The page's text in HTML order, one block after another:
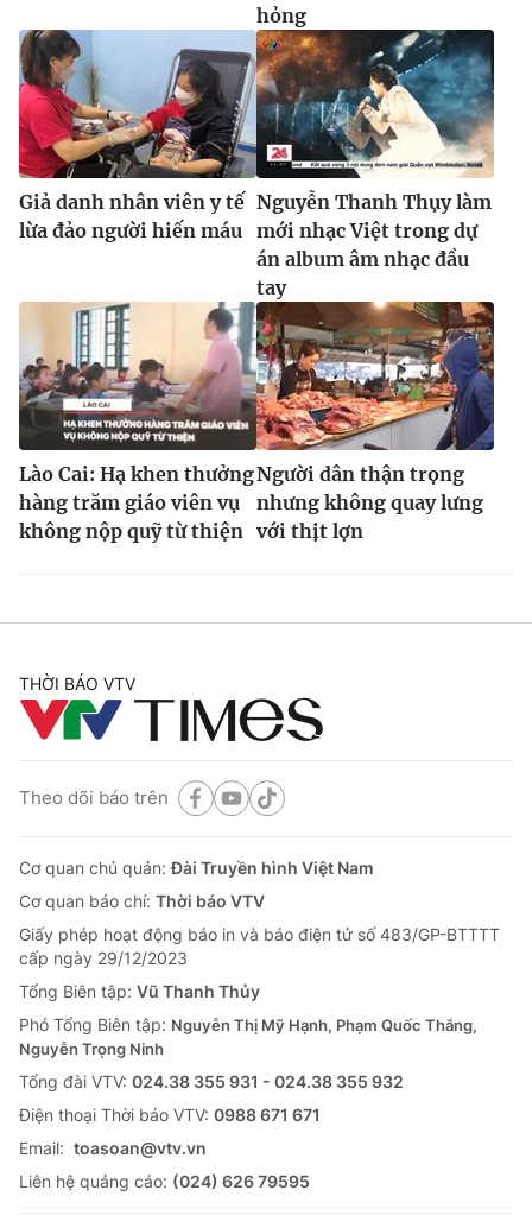
Tổng Biên tập:
Vũ Thanh Thủy
Phó Tổng Biên tập:Nguyễn Thị Mỹ Hạnh, Phạm Quốc Thắng,
Nguyễn Trọng Ninh
Tổng đài VTV:024.38 355 931 - 024.38 355 932
Ðiện thoại Thời báo VTV:024.66 897 897
Email:toasoan@vtv.vn
Liên hệ quảng cáo:024-7300.7108
hỏng
Giả danh nhân viên y tế
lừa đảo người hiến máu
Nguyễn Thanh Thụy làm
mới nhạc Việt trong dự
án album âm nhạc đầu
tay
Lào Cai: Hạ khen thưởng
hàng trăm giáo viên vụ
không nộp quỹ từ thiện
Người dân thận trọng
nhưng không quay lưng
với thịt lợn
THỜI BÁO VTV
Theo dõi báo trên
Cơ quan chủ quản:Đài Truyền hình Việt Nam
Cơ quan báo chí: Thời báo VTV
Giấy phép hoạt động báo in và báo điện tử số 483/GP-BTTTT
cấp ngày 29/12/2023
Tổng Biên tập: Vũ Thanh Thủy
Phó Tổng Biên tập: Nguyễn Thị Mỹ Hạnh, Phạm Quốc Thắng,
Nguyễn Trọng Ninh
Tổng đài VTV: 024.38 355 931 - 024.38 355 932
Ðiện thoại Thời báo VTV: 0988 671 671
Email: toasoan@vtv.vn
Liên hệ quảng cáo: (024) 626 79595